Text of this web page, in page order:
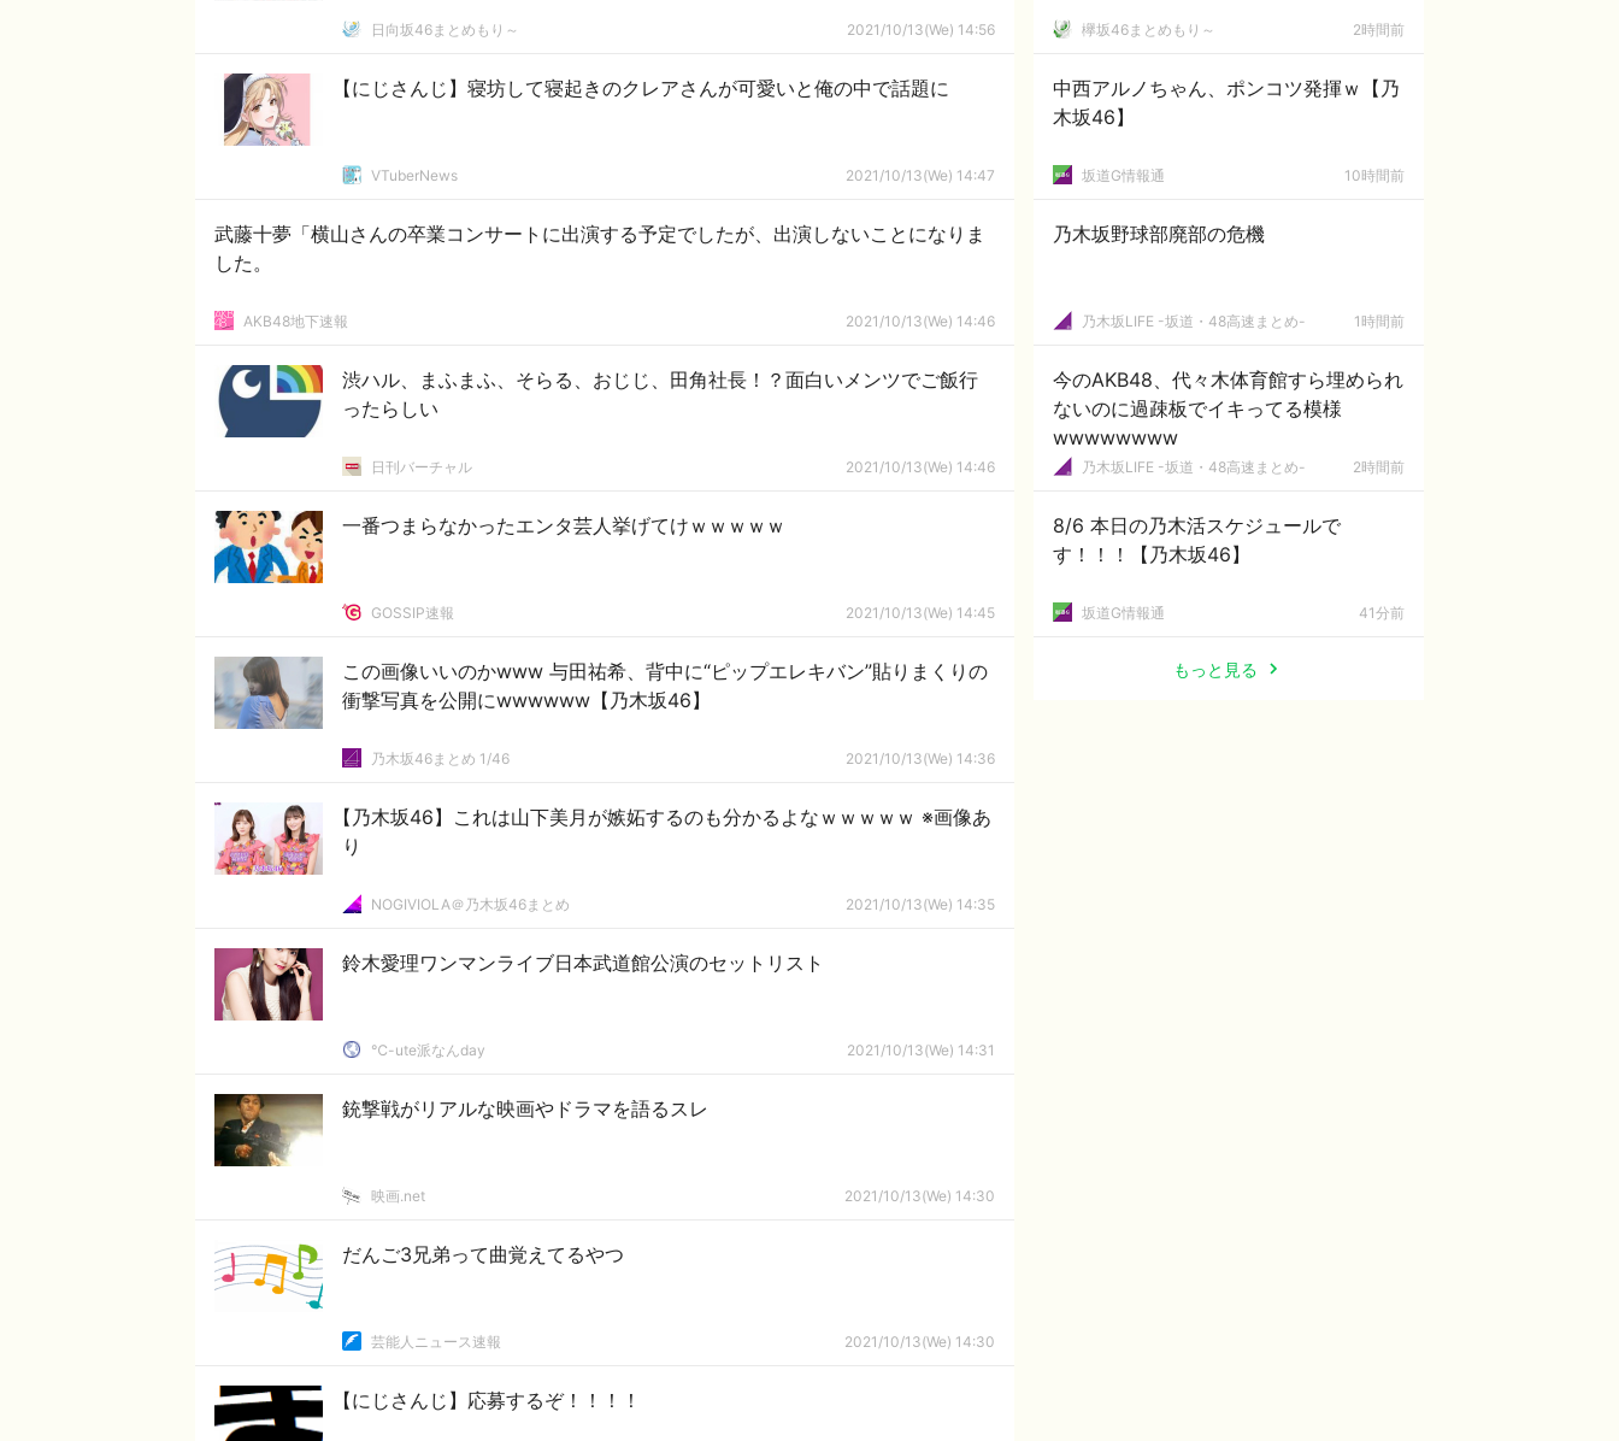
日向坂46まとめもり～ 2021/10/13(We) 14:56
【にじさんじ】寝坊して寝起きのクレアさんが可愛いと俺の中で話題に
VTuberNews 2021/10/13(We) 14:47
武藤十夢「横山さんの卒業コンサートに出演する予定でしたが、出演しないことになりま
した。
AKB48地下速報 2021/10/13(We) 14:46
渋ハル、まふまふ、そらる、おじじ、田角社長！？面白いメンツでご飯行
ったらしい
日刊バーチャル 2021/10/13(We) 14:46
一番つまらなかったエンタ芸人挙げてけｗｗｗｗｗ
GOSSIP速報 2021/10/13(We) 14:45
この画像いいのかwww 与田祐希、背中に“ピップエレキバン”貼りまくりの
衝撃写真を公開にwwwwww【乃木坂46】
乃木坂46まとめ 1/46 2021/10/13(We) 14:36
【乃木坂46】これは山下美月が嫉妬するのも分かるよなｗｗｗｗｗ ※画像あ
り
NOGIVIOLA＠乃木坂46まとめ 2021/10/13(We) 14:35
鈴木愛理ワンマンライブ日本武道館公演のセットリスト
℃-ute派なんday 2021/10/13(We) 14:31
銃撃戦がリアルな映画やドラマを語るスレ
映画.net 2021/10/13(We) 14:30
だんご3兄弟って曲覚えてるやつ
芸能人ニュース速報 2021/10/13(We) 14:30
【にじさんじ】応募するぞ！！！！
欅坂46まとめもり～ 2時間前
中西アルノちゃん、ポンコツ発揮ｗ【乃
木坂46】
坂道G情報通 10時間前
乃木坂野球部廃部の危機
乃木坂LIFE -坂道・48高速まとめ- 1時間前
今のAKB48、代々木体育館すら埋められ
ないのに過疎板でイキってる模様
wwwwwwww
乃木坂LIFE -坂道・48高速まとめ- 2時間前
8/6 本日の乃木活スケジュールで
す！！！【乃木坂46】
坂道G情報通 41分前
もっと見る